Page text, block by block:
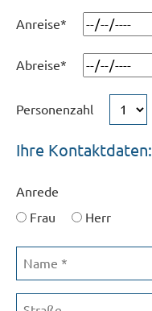
Anreise*
Abreise*
Personenzahl
Ihre Kontaktdaten:
Anrede
Frau
Herr
Straße